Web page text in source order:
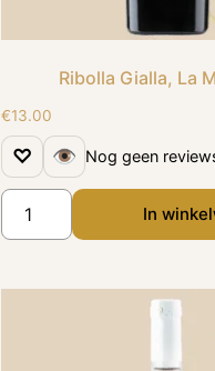
Ribolla Gialla, La
€13.00
♡ 👁 Nog geen
In